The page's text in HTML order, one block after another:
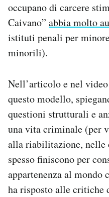
occupano di carcere
Caivano” abbia molto
istituti penali per
minorili).
Nell’articolo e nel
questo modello,
questioni strutturali e
una vita criminale (per
alla riabilitazione, nelle
spesso finiscono per
appartenenza al
ha risposto alle critiche